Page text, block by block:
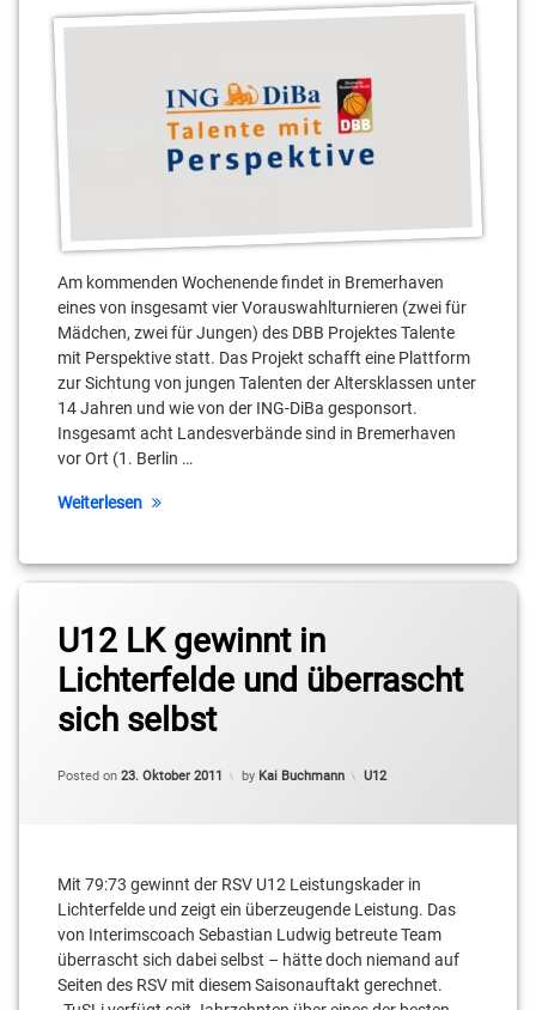
Am kommenden Wochenende findet in Bremerhaven
eines von insgesamt vier Vorauswahlturnieren (zwei für
Mädchen, zwei für Jungen) des DBB Projektes Talente
mit Perspektive statt. Das Projekt schafft eine Plattform
zur Sichtung von jungen Talenten der Altersklassen unter
14 Jahren und wie von der ING-DiBa gesponsort.
Insgesamt acht Landesverbände sind in Bremerhaven
vor Ort (1. Berlin …
Weiterlesen
Leo
Hören
Bischoff
Wagner
Moritz
Kamke
Samuel
Müller
U12 LK gewinnt in
Lichterfelde und überrascht
sich selbst
Posted on 23. Oktober 2011
Updated on 23. Oktober 2011
by Kai Buchmann Categories:
U12
Mit 79:73 gewinnt der RSV U12 Leistungskader in
Lichterfelde und zeigt ein überzeugende Leistung. Das
von Interimscoach Sebastian Ludwig betreute Team
überrascht sich dabei selbst – hätte doch niemand auf
Seiten des RSV mit diesem Saisonauftakt gerechnet.
Jonas
Wiese
Biese
RSV
Sebastian
Ludwig
U12LK